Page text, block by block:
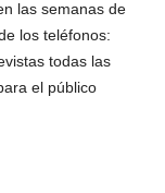
las semanas de
los teléfonos:
todas las
el público